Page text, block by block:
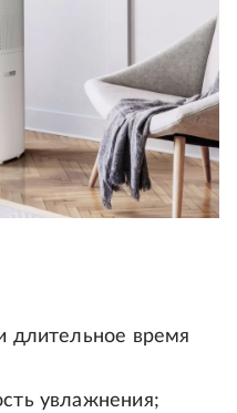
длительное время
увлажнения;